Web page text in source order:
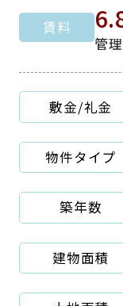
賃料
管
敷金/礼金
物件タイプ
築年数
建物面積